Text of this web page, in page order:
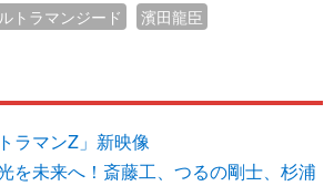
トラマンジード 濱田龍臣
ラマンZ」新映像
を未来へ！斎藤工、つるの剛士、杉浦